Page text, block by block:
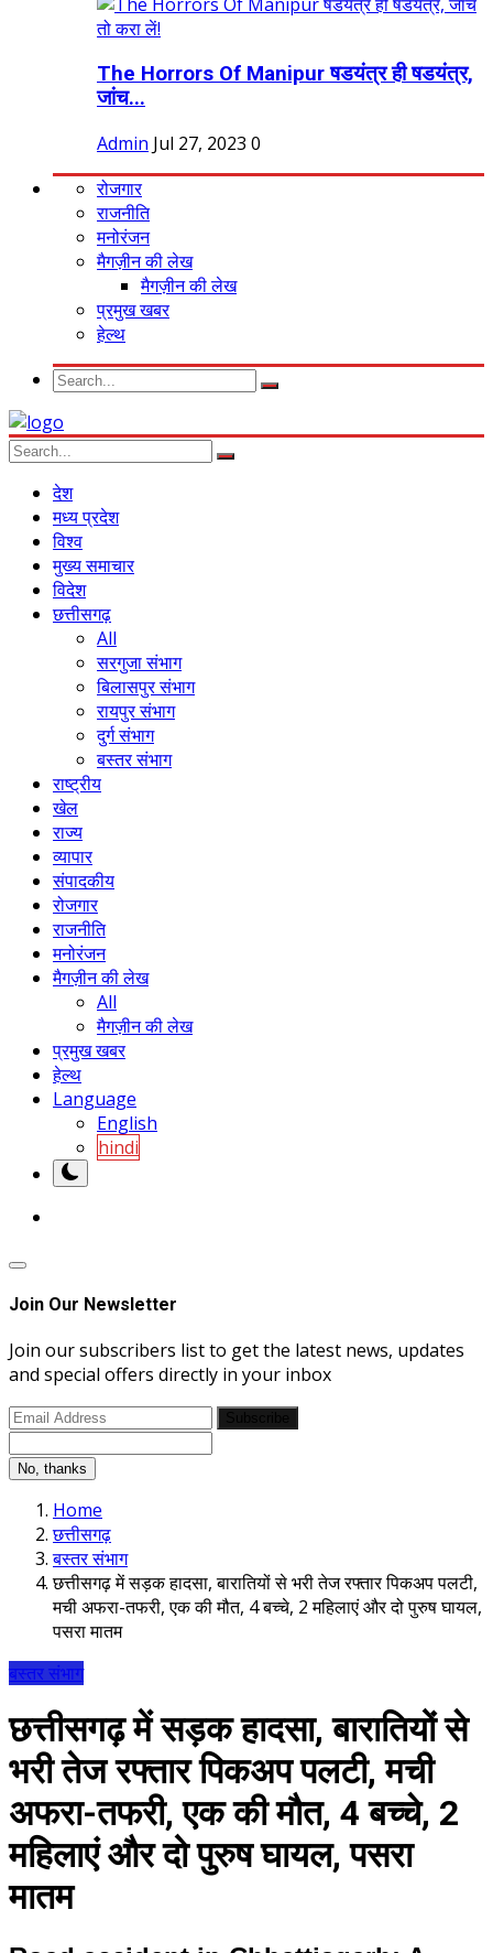
The Horrors Of Manipur षडयंत्र ही षडयंत्र,
जांच...
Admin Jul 27, 2023 0
रोजगार
राजनीति
मनोरंजन
मैगज़ीन की लेख
मैगज़ीन की लेख
प्रमुख खबर
हेल्थ
देश
मध्य प्रदेश
विश्व
मुख्य समाचार
विदेश
छत्तीसगढ़
All
सरगुजा संभाग
बिलासपुर संभाग
रायपुर संभाग
दुर्ग संभाग
बस्तर संभाग
राष्ट्रीय
खेल
राज्य
व्यापार
संपादकीय
रोजगार
राजनीति
मनोरंजन
मैगज़ीन की लेख
All
मैगज़ीन की लेख
प्रमुख खबर
हेल्थ
Language
English
hindi
Join Our Newsletter
Join our subscribers list to get the latest news, updates
and special offers directly in your inbox
No, thanks
Home
छत्तीसगढ़
बस्तर संभाग
छत्तीसगढ़ में सड़क हादसा, बारातियों से भरी तेज रफ्तार पिकअप पलटी,
मची अफरा-तफरी, एक की मौत, 4 बच्चे, 2 महिलाएं और दो पुरुष घायल,
पसरा मातम
बस्तर संभाग
छत्तीसगढ़ में सड़क हादसा, बारातियों से
भरी तेज रफ्तार पिकअप पलटी, मची
अफरा-तफरी, एक की मौत, 4 बच्चे, 2
महिलाएं और दो पुरुष घायल, पसरा
मातम